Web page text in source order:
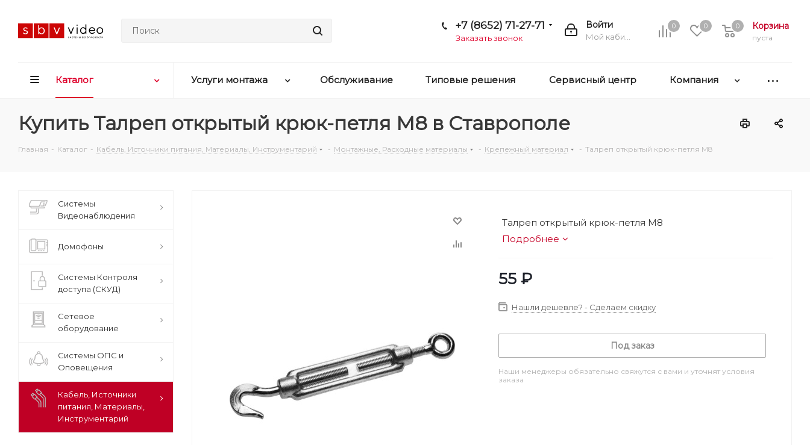
0 0 Корзина
пуста
0
Войти
+7 (8652) 71-27-71
Заказать звонок
Каталог Услуги монтажа Обслуживание Типовые решения Сервисный центр Компания
Купить Талреп открытый крюк-петля М8 в Ставрополе
Главная - Каталог - Кабель, Источники питания, Материалы, Инструментарий - Монтажные, Расходные материалы - Крепежный материал - Талреп открытый крюк-петля М8
Талреп открытый крюк-петля М8
Подробнее
55 ₽
Нашли дешевле? - Сделаем скидку
Под заказ
Наши менеджеры обязательно свяжутся с вами и уточнят условия
заказа
Системы
Видеонаблюдения
Домофоны
Системы Контроля
доступа (СКУД)
Сетевое
оборудование
Системы ОПС и
Оповещения
Кабель, Источники
питания, Материалы,
Инструментарий